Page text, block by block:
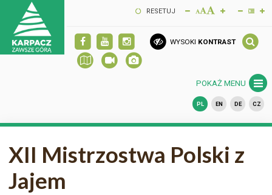
RESETUJ
WYSOKI KONTRAST
POKAŻ MENU
PL EN DE CZ
XII Mistrzostwa Polski z
Jajem